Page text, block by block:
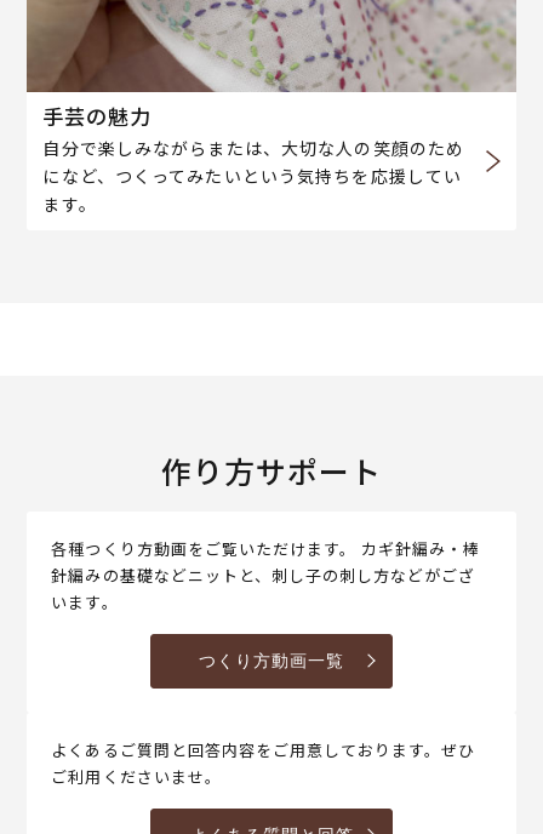
手芸の魅力
自分で楽しみながらまたは、大切な人の笑顔のため
になど、つくってみたいという気持ちを応援してい
ます。
作り方サポート
各種つくり方動画をご覧いただけます。 カギ針編み・棒
針編みの基礎などニットと、刺し子の刺し方などがござ
います。
つくり方動画一覧
よくあるご質問と回答内容をご用意しております。ぜひ
ご利用くださいませ。